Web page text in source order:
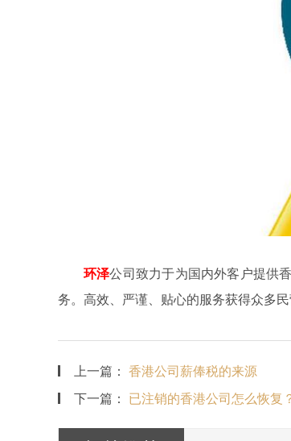
环泽公司致力于为国内外客户提供
务。高效、严谨、贴心的服务获得众多
上一篇： 香港公司薪俸税的来源
下一篇： 已注销的香港公司怎么恢复